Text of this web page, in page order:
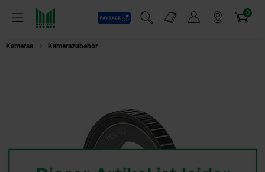
Menü
Payback
Suchfeld einblenden
Markt-Angebote 0
Artikel
Kameras Kamerazubehör